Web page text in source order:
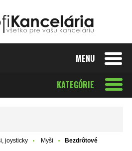
MENU
KATEGÓRIE
joysticky Myši Bezdrôtové
Designed by Rawpixel.com